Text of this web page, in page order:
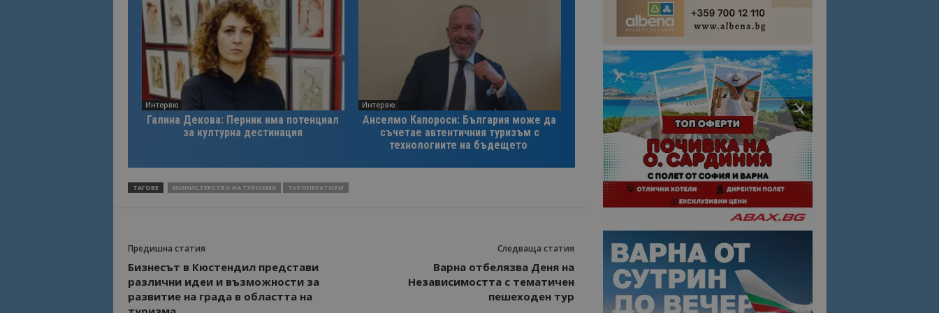
Интервю
Галина Декова: Перник има потенциал
за културна дестинация
Интервю
Анселмо Капороси: България може да
съчетае автентичния туризъм с
технологиите на бъдещето
ТАГОВЕ МИНИСТЕРСТВО НА ТУРИЗМА ТУРОПЕРАТОРИ
Предишна статия
Бизнесът в Кюстендил представи
различни идеи и възможности за
развитие на града в областта на
Следваща статия
Варна отбелязва Деня на
Независимостта с тематичен
пешеходен тур